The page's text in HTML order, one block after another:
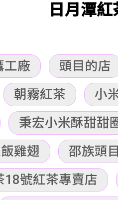
日月潭
工廠 頭目的店
朝霧紅茶 小
秉宏小米酥甜甜
雞翅 邵族頭
18號紅茶專賣店